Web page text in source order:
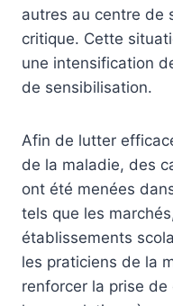
autres au centre de
critique. Cette
une intensification
de sensibilisation.
Afin de lutter
de la maladie, des
ont été menées
tels que les
établissements
les praticiens de la
renforcer la prise